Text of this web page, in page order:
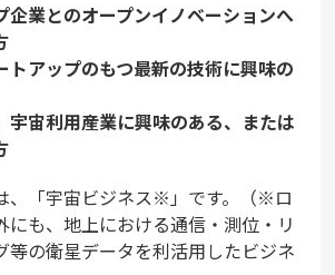
企業とのオープンイノベーションへ
トアップのもつ最新の技術に興味の
宇宙利用産業に興味のある、または
、「宇宙ビジネス※」です。（※ロ
にも、地上における通信・測位・リ
等の衛星データを利活用したビジネ